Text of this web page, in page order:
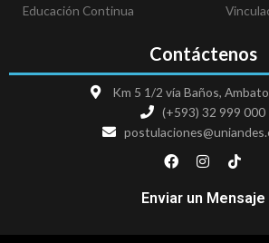
Educación Continua
Contáctenos
Km 5 1/2 vía Baños,
(+593) 32 999 000
F
a
e
o
I
n
t
r
T
i
t
Enviar un Mensaje